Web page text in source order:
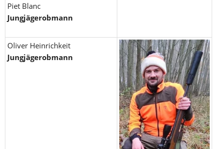
Piet Blanc
Jungjägerobmann
Oliver Heinrichkeit
Jungjägerobmann